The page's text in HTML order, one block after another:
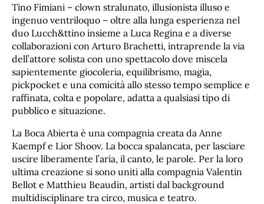
Tino Fimiani – clown stralunato, illusionista illuso e
ingenuo ventriloquo – oltre alla lunga esperienza nel
duo Lucch&ttino insieme a Luca Regina e a diverse
collaborazioni con Arturo Brachetti, intraprende la via
dell’attore solista con uno spettacolo dove miscela
sapientemente giocoleria, equilibrismo, magia,
pickpocket e una comicità allo stesso tempo semplice e
raffinata, colta e popolare, adatta a qualsiasi tipo di
pubblico e situazione.
La Boca Abierta è una compagnia creata da Anne
Kaempf e Lior Shoov. La bocca spalancata, per lasciare
uscire liberamente l’aria, il canto, le parole. Per la loro
ultima creazione si sono uniti alla compagnia Valentin
Bellot e Matthieu Beaudin, artisti dal background
multidisciplinare tra circo, musica e teatro.